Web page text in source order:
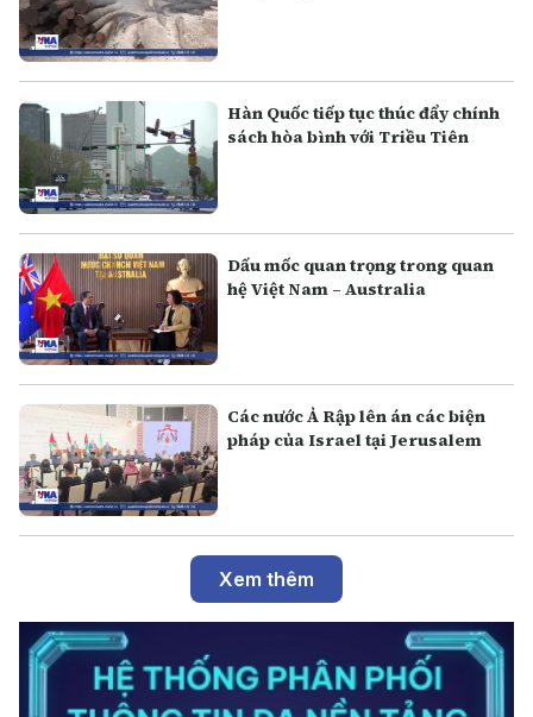
Hàn Quốc tiếp tục thúc đẩy chính
sách hòa bình với Triều Tiên
Dấu mốc quan trọng trong quan
hệ Việt Nam – Australia
Các nước Ả Rập lên án các biện
pháp của Israel tại Jerusalem
Xem thêm